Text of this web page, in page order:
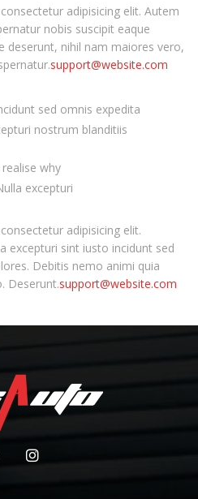
adipisicing elit. Autem
nobis suscipit eaque
deserunt, nihil nam maiores vero,
support@website.com
sed omnis expedita
nostrum blanditiis
why
excepturi
adipisicing elit.
excepturi sint iusto incidunt sed
Debitis nemo animi quia
Deserunt.support@website.com